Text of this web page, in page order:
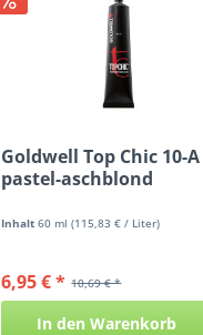
Goldwell Top Chic 10-A
pastel-aschblond
Inhalt60 ml(115,83 € / Liter)
10,69 € *
6,95 € *
In den Warenkorb